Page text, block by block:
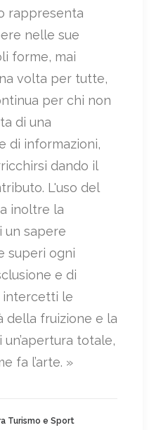
rappresenta
nelle sue
forme, mai
volta per tutte,
per chi non
di una
di informazioni,
dando il
L'uso del
inoltre la
un sapere
superi ogni
e di
intercetti le
della fruizione e la
un’apertura totale,
fa l’arte. »
Turismo e Sport